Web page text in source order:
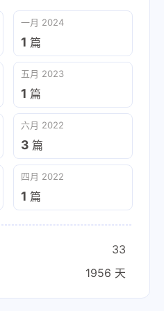
一月 2024
1 篇
五月 2023
1 篇
六月 2022
3 篇
四月 2022
1 篇
33
1956 天